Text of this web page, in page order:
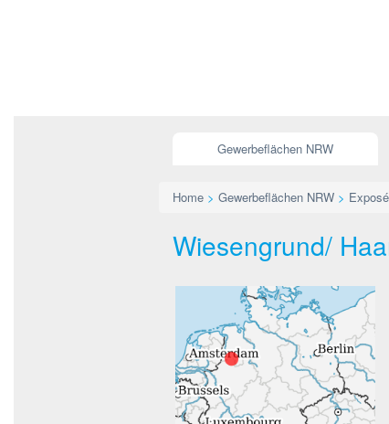
Gewerbeflächen NRW
Home > Gewerbeflächen NRW > Exposé
Wiesengrund/